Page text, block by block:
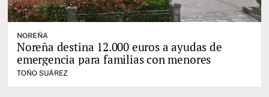
NOREÑA
Noreña destina 12.000 euros a ayudas de
emergencia para familias con menores
TOÑO SUÁREZ